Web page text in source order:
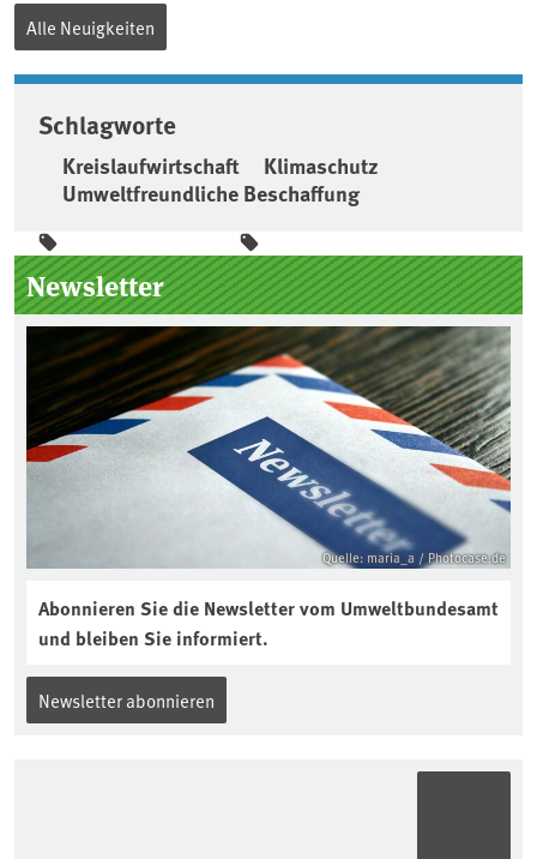
Alle Neuigkeiten
Schlagworte
Kreislaufwirtschaft
Klimaschutz
Umweltfreundliche Beschaffung
Seitenleiste
Newsletter
Quelle: maria_a / Photocase.de
Abonnieren Sie die Newsletter vom Umweltbundesamt
und bleiben Sie informiert.
Newsletter abonnieren